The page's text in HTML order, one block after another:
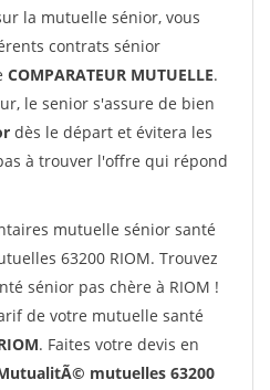
la mutuelle sénior, vous
contrats sénior
COMPARATEUR MUTUELLE.
le senior s'assure de bien
dès le départ et évitera les
à trouver l'offre qui répond
mutuelle sénior santé
63200 RIOM. Trouvez
sénior pas chère à RIOM !
de votre mutuelle santé
. Faites votre devis en
mutuelles 63200